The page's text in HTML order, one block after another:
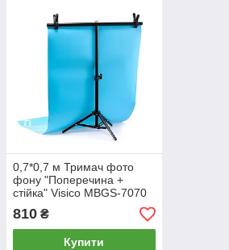
0,7*0,7 м Тримач фото
фону "Поперечина +
стійка" Visico MBGS-7070
(кріплення) для
предметної зйомки
810 ₴
Купити